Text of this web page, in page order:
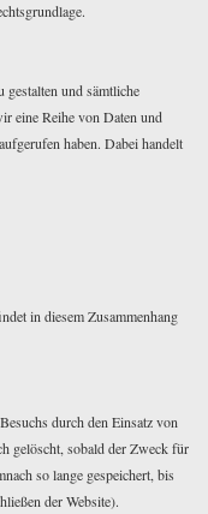
und sämtliche
eine Reihe von Daten und
haben. Dabei handelt
in diesem Zusammenhang
durch den Einsatz von
gelöscht, sobald der Zweck für
so lange gespeichert, bis
der Website).